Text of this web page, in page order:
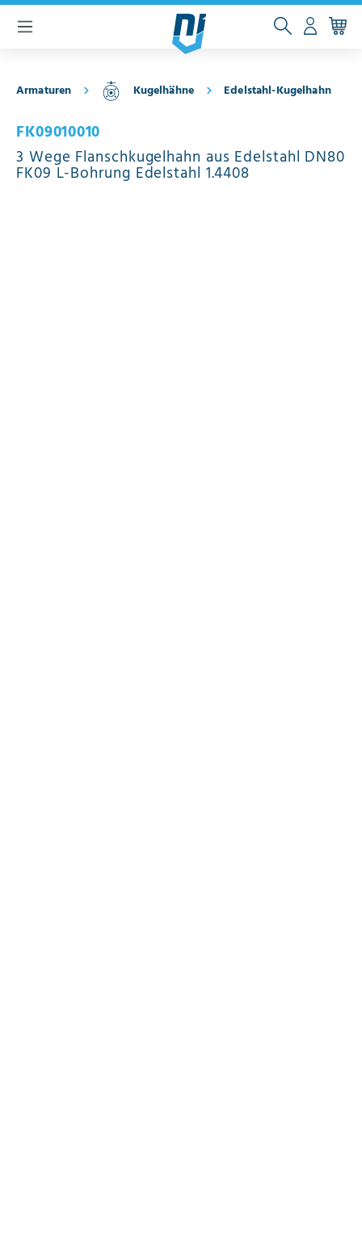
springen
Armaturen Kugelhähne Edelstahl-Kugelhahn
FK09010010
3 Wege Flanschkugelhahn aus Edelstahl DN80
FK09 L-Bohrung Edelstahl 1.4408